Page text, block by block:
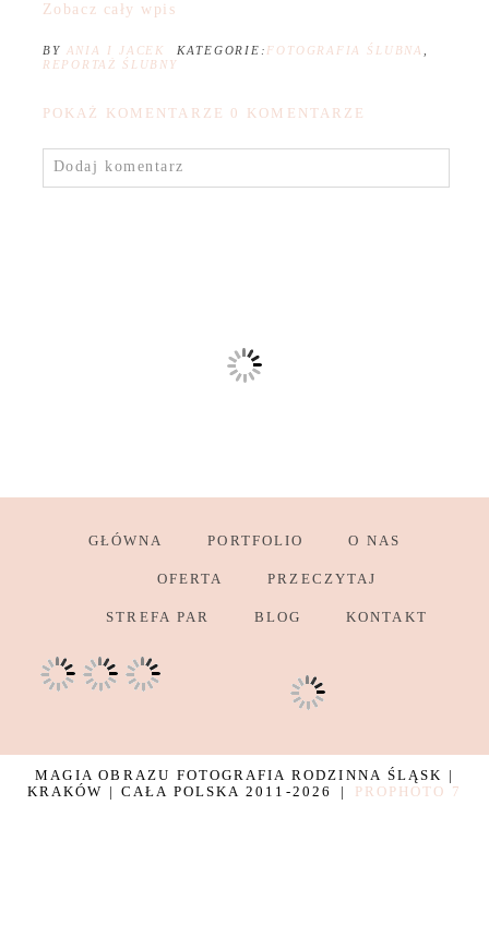
Zobacz cały wpis
BY ANIA I JACEK KATEGORIE: FOTOGRAFIA ŚLUBNA
REPORTAŻ ŚLUBNY
POKAŻ KOMENTARZE 0 KOMENTARZE
Dodaj komentarz
GŁÓWNA PORTFOLIO O NAS
OFERTA PRZECZYTAJ
STREFA PAR BLOG KONTAKT
MAGIA OBRAZU FOTOGRAFIA RODZINNA ŚLĄSK |
KRAKÓW | CAŁA POLSKA 2011-2026
| PROPHOTO 7